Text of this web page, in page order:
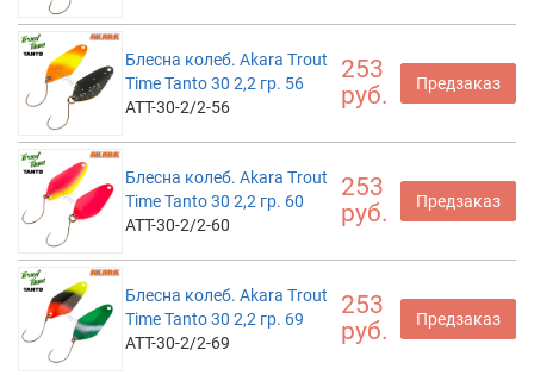
Блесна колеб. Akara Trout
Time Tanto 30 2,2 гр. 56
ATT-30-2/2-56
253
руб.
Предзаказ
Блесна колеб. Akara Trout
Time Tanto 30 2,2 гр. 60
ATT-30-2/2-60
253
руб.
Предзаказ
Блесна колеб. Akara Trout
Time Tanto 30 2,2 гр. 69
ATT-30-2/2-69
253
руб.
Предзаказ